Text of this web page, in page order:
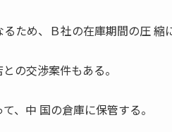
ため、Ｂ社の在庫期間の圧 縮
の交渉案件もある。
、中 国の倉庫に保管する。